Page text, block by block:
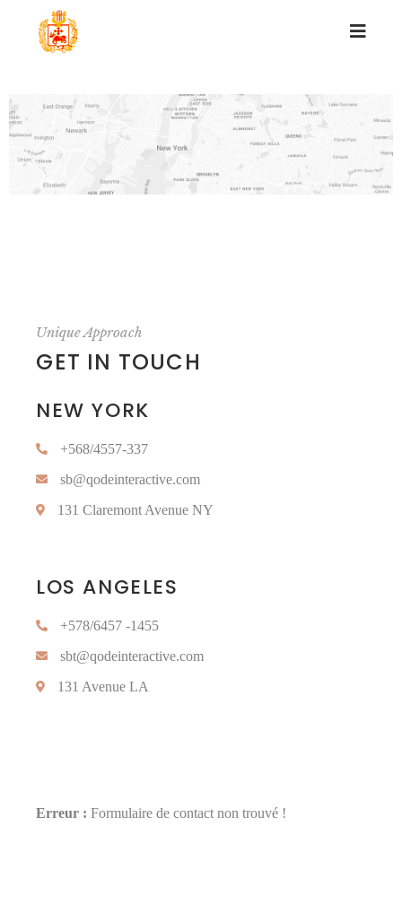
Unique Approach
GET IN TOUCH
NEW YORK
+568/4557-337
sb@qodeinteractive.com
131 Claremont Avenue NY
LOS ANGELES
+578/6457 -1455
sbt@qodeinteractive.com
131 Avenue LA
Erreur : Formulaire de contact non trouvé !